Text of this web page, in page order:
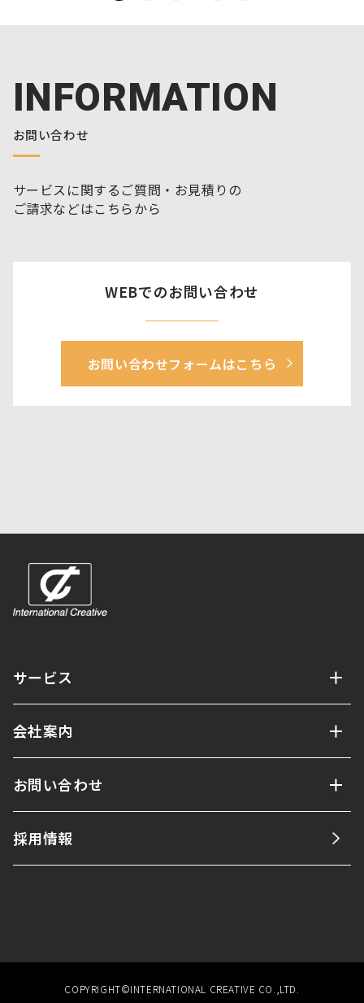
INFORMATION
お問い合わせ
サービスに関するご質問・お見積りの
ご請求などはこちらから
WEBでのお問い合わせ
お問い合わせフォームはこちら
サービス
会社案内
お問い合わせ
採用情報
COPYRIGHT©INTERNATIONAL CREATIVE CO.,LTD.